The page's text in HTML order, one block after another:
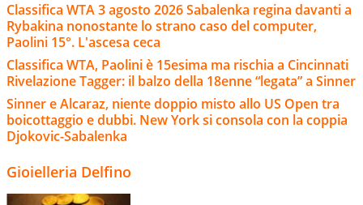
Classifica WTA 3 agosto 2026 Sabalenka regina davanti a
Rybakina nonostante lo strano caso del computer,
Paolini 15°. L'ascesa ceca
Classifica WTA, Paolini è 15esima ma rischia a Cincinnati
Rivelazione Tagger: il balzo della 18enne “legata” a Sinner
Sinner e Alcaraz, niente doppio misto allo US Open tra
boicottaggio e dubbi. New York si consola con la coppia
Djokovic-Sabalenka
Gioielleria Delfino